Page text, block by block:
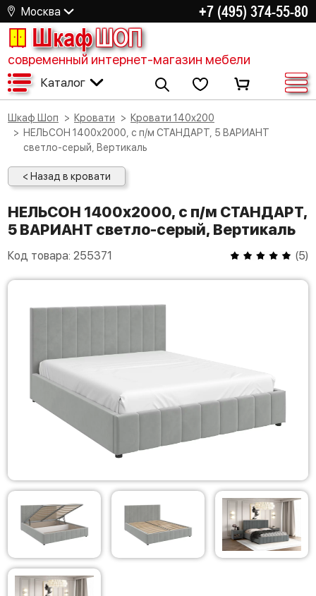
Москва +7 (495) 374-55-80
ШкафШОП
современный интернет-магазин мебели
Каталог
Шкаф Шоп Кровати
Кровати 140х200
НЕЛЬСОН 1400х2000, с п/м СТАНДАРТ, 5 ВАРИАНТ
светло-серый, Вертикаль
< Назад в кровати
НЕЛЬСОН 1400х2000, с п/м СТАНДАРТ,
5 ВАРИАНТ светло-серый, Вертикаль
Код товара: 255371 (5)